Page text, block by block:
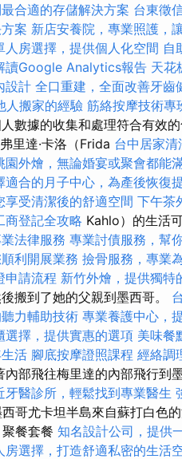
合適的存儲解決方案 台東徵
案 新店安養院，專業照護，
人房選擇，提供個人化空間 自
讀Google Analytics報告 天花
設計 全口重建，全面改善牙齒
人搬家的經驗 筋絡按摩技術專
數據的收集和處理符合有效
里達·卡洛（Frida 台中居家
園外燴，無論婚宴或聚會都能
適合的月子中心，為產後恢復
享受清潔後的舒適空間 下午茶
商登記全攻略 Kahlo）的生活
法律服務 專業討債服務，幫
利開展業務 撿骨服務，專業
申請流程 新竹外燴，提供獨特
搬到了她的父親到墨西哥。
力輔助技術 專業養護中心，
選擇，提供實惠的選項 美味餐
活 腳底按摩證照課程 經絡調
內部飛往梅里達的內部飛行到
牙醫診所，輕鬆找到專業醫生
哥尤卡坦半島來自蘇打白色
餐套餐 知名設計公司，提供
房選擇，打造舒適私密的生活